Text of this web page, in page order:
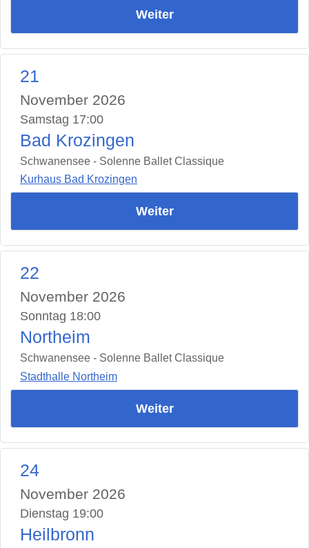
Weiter
21
November 2026
Samstag 17:00
Bad Krozingen
Schwanensee - Solenne Ballet Classique
Kurhaus Bad Krozingen
Weiter
22
November 2026
Sonntag 18:00
Northeim
Schwanensee - Solenne Ballet Classique
Stadthalle Northeim
Weiter
24
November 2026
Dienstag 19:00
Heilbronn